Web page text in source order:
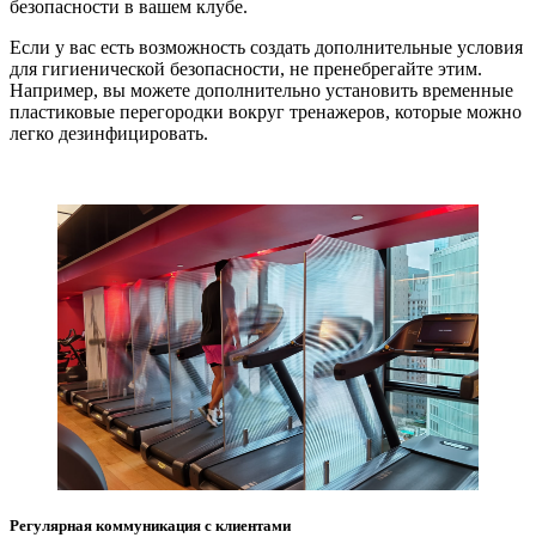
безопасности в вашем клубе.
Если у вас есть возможность создать дополнительные условия
для гигиенической безопасности, не пренебрегайте этим.
Например, вы можете дополнительно установить временные
пластиковые перегородки вокруг тренажеров, которые можно
легко дезинфицировать.
Регулярная коммуникация с клиентами